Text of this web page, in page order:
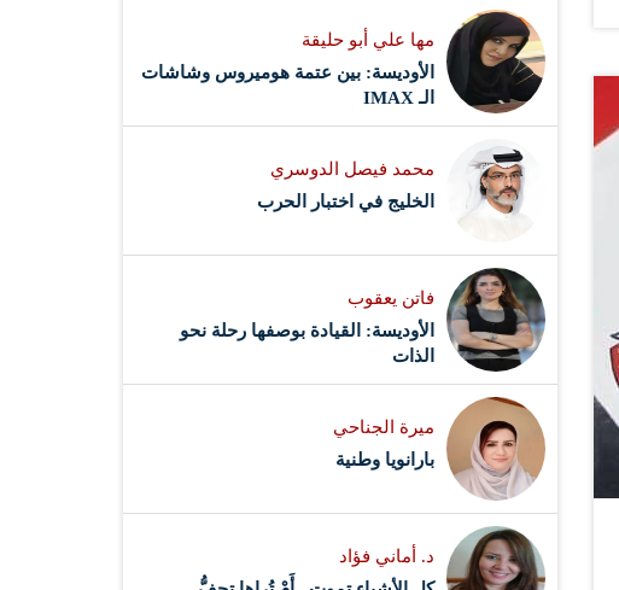
مها علي أبو حليقة
الأوديسة: بين عتمة هوميروس وشاشات
الـ IMAX
محمد فيصل الدوسري ​
‏الخليج في اختبار الحرب
فاتن يعقوب
الأوديسة: القيادة بوصفها رحلة نحو
الذات
ميرة الجناحي
بارانويا وطنية
د. أماني فؤاد